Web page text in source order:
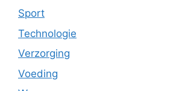
Sport
Technologie
Verzorging
Voeding